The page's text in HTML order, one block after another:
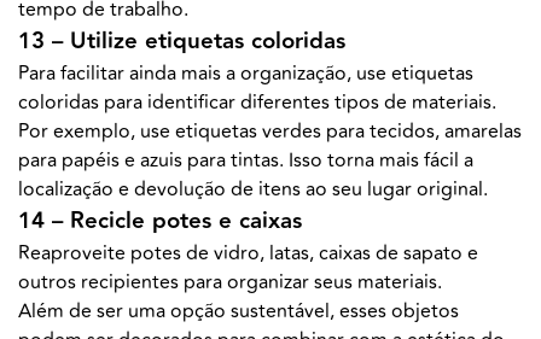
tempo de trabalho.
13 – Utilize etiquetas coloridas
Para facilitar ainda mais a organização, use etiquetas
coloridas para identificar diferentes tipos de materiais.
Por exemplo, use etiquetas verdes para tecidos, amarelas
para papéis e azuis para tintas. Isso torna mais fácil a
localização e devolução de itens ao seu lugar original.
14 – Recicle potes e caixas
Reaproveite potes de vidro, latas, caixas de sapato e
outros recipientes para organizar seus materiais.
Além de ser uma opção sustentável, esses objetos